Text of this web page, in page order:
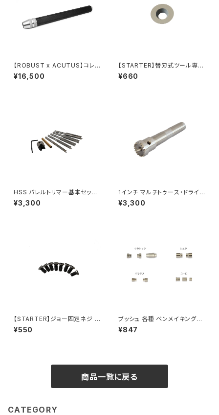
【ROBUST x ACUTUS】コレッ
トツールハンドル
¥16,500
【STARTER】替刃式ツール専用
替刃（丸）
¥660
HSS バレルトリマー基本セット
(刃径18.5mm＋パイロットシャ
フト各種)
¥3,300
1インチ マルチトゥース・ドライブ
センター MT2
¥3,300
【STARTER】ジョー固定ネジ 8
本セット V1用
¥550
ブッシュ 各種 ペンメイキング用
【シエラ用 ・ポラリス用 ・クラシ
ック用 ・ユーロ用・ピルケース
¥847
商品一覧に戻る
CATEGORY